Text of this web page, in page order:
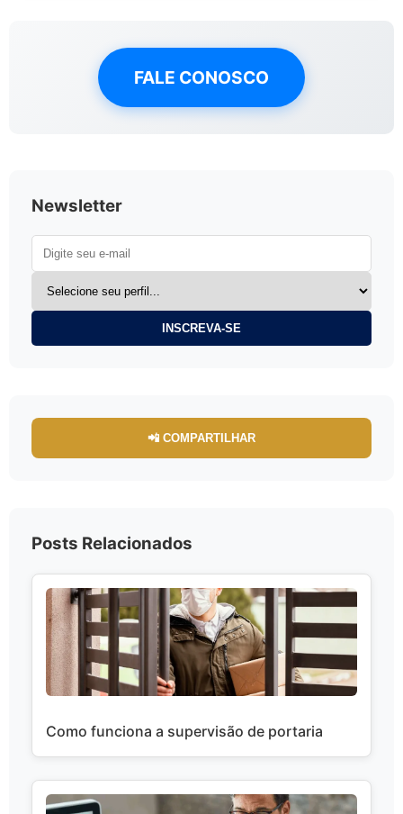
FALE CONOSCO
Newsletter
INSCREVA-SE
📲 COMPARTILHAR
Posts Relacionados
Como funciona a supervisão de portaria